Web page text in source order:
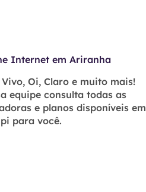
Internet em Ariranha
Oi, Claro e muito mais!
equipe consulta todas as
e planos disponíveis em
para você.